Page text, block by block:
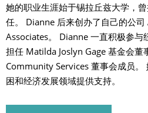
她的职业生涯始于锡拉丘兹大学，
任。 Dianne 后来创办了自己的公
Associates。 Dianne 一直积极参与
担任 Matilda Joslyn Gage 基金会董
Community Services 董事会成员。
困和经济发展领域提供支持。